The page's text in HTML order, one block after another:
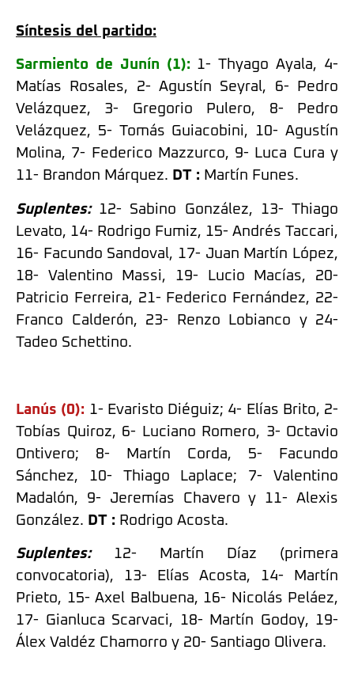
Síntesis del partido:
Sarmiento de Junín (1): 1- Thyago Ayala, 4-
Matías Rosales, 2- Agustín Seyral, 6- Pedro
Velázquez, 3- Gregorio Pulero, 8- Pedro
Velázquez, 5- Tomás Guiacobini, 10- Agustín
Molina, 7- Federico Mazzurco, 9- Luca Cura y
11- Brandon Márquez. DT : Martín Funes.
Suplentes: 12- Sabino González, 13- Thiago
Levato, 14- Rodrigo Fumiz, 15- Andrés Taccari,
16- Facundo Sandoval, 17- Juan Martín López,
18- Valentino Massi, 19- Lucio Macías, 20-
Patricio Ferreira, 21- Federico Fernández, 22-
Franco Calderón, 23- Renzo Lobianco y 24-
Tadeo Schettino.
Lanús (0): 1- Evaristo Diéguiz; 4- Elías Brito, 2-
Tobías Quiroz, 6- Luciano Romero, 3- Octavio
Ontivero; 8- Martín Corda, 5- Facundo
Sánchez, 10- Thiago Laplace; 7- Valentino
Madalón, 9- Jeremías Chavero y 11- Alexis
González. DT : Rodrigo Acosta.
Suplentes: 12- Martín Díaz (primera
convocatoria), 13- Elías Acosta, 14- Martín
Prieto, 15- Axel Balbuena, 16- Nicolás Peláez,
17- Gianluca Scarvaci, 18- Martín Godoy, 19-
Álex Valdéz Chamorro y 20- Santiago Olivera.